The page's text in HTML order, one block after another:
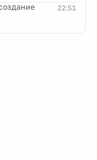
22:51